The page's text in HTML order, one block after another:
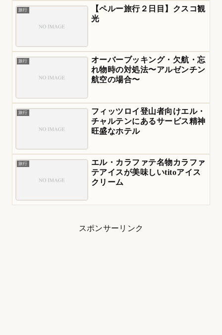
旅行
【ペルー旅行２日目】クスコ観
光
旅行
オーバーブッキング・欠航・忘
れ物時の対処法〜アルゼンチン
航空の場合〜
旅行
フィッツロイ登山者向けエル・
チャルテンにあるサービス精神
旺盛なホテル
旅行
エル・カラファテ名物カラファ
テアイスが美味しいtitoアイス
クリーム
スポンサーリンク